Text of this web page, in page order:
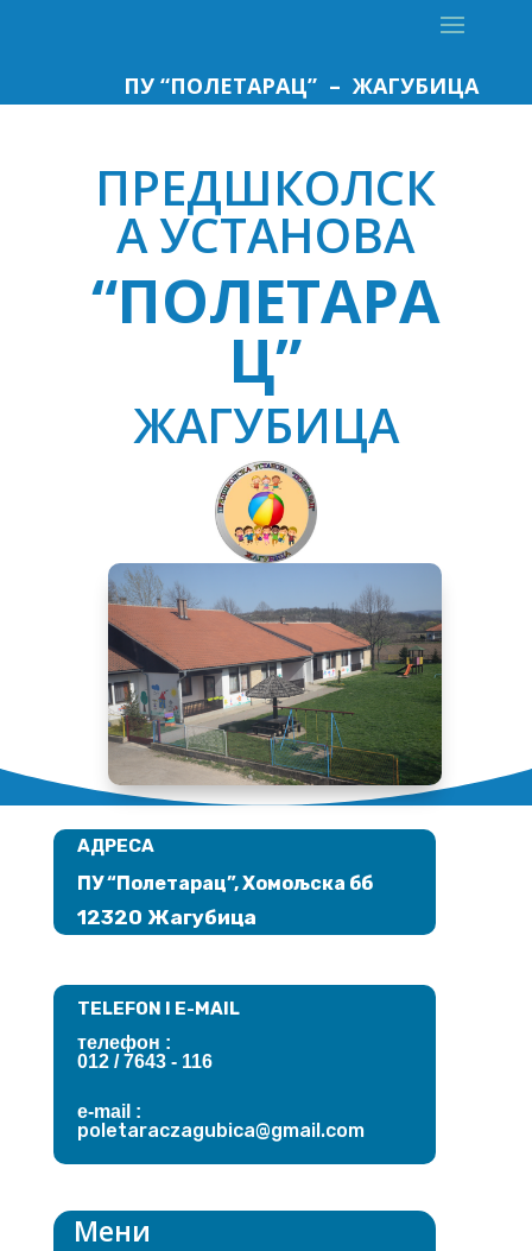
ПУ “ПОЛЕТАРАЦ” – ЖАГУБИЦА
ПРЕДШКОЛСК
А УСТАНОВА
“ПОЛЕТАРА
Ц”
ЖАГУБИЦА
АДРЕСА
ПУ “Полетарац”, Хомољска бб
12320 Жагубица
TELEFON I E-MAIL
телефон :
012 / 7643- 116
e-mail :
poletaraczagubica@gmail.com
Мени